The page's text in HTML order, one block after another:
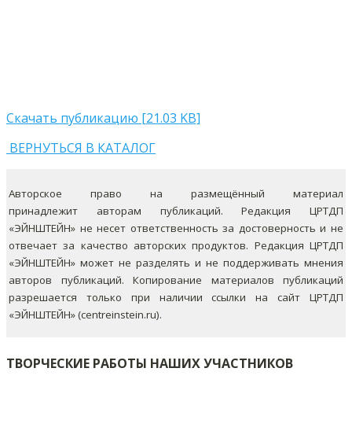
Скачать публикацию [21.03 KB]
ВЕРНУТЬСЯ В КАТАЛОГ
Авторское право на размещённый материал
принадлежит авторам публикаций. Редакция ЦРТДП
«ЭЙНШТЕЙН» не несет ответственность за достоверность и не
отвечает за качество авторских продуктов. Редакция ЦРТДП
«ЭЙНШТЕЙН» может не разделять и не поддерживать мнения
авторов публикаций. Копирование материалов публикаций
разрешается только при наличии ссылки на сайт ЦРТДП
«ЭЙНШТЕЙН» (centreinstein.ru).
ТВОРЧЕСКИЕ РАБОТЫ НАШИХ УЧАСТНИКОВ